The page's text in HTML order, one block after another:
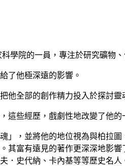
學院的一員，專注於研究礦物
了他極深遠的影響。
他全部的創作精力投入於探討靈
這些經歷，戲劇性地改變了他
」，並將他的地位視為與柏拉
其富有遠見的著作更深深地影
．史代納、卡內基等等歷史名人